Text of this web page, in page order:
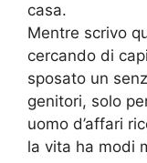
casa.
Mentre scrivo
cercando di
sposato un
genitori, solo
uomo d’affari
la vita ha modi